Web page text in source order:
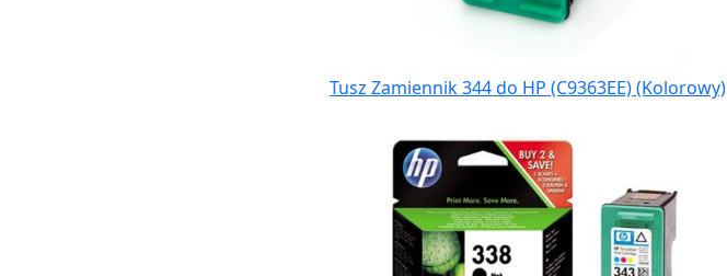
Tusz Zamiennik 344 do HP (C9363EE) (Kolorowy)